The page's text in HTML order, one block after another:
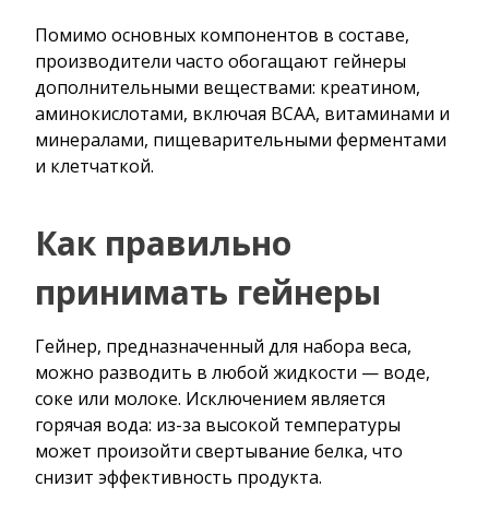
Помимо основных компонентов в составе,
производители часто обогащают гейнеры
дополнительными веществами: креатином,
аминокислотами, включая BCAA, витаминами и
минералами, пищеварительными ферментами
и клетчаткой.
Как правильно
принимать гейнеры
Гейнер, предназначенный для набора веса,
можно разводить в любой жидкости — воде,
соке или молоке. Исключением является
горячая вода: из-за высокой температуры
может произойти свертывание белка, что
снизит эффективность продукта.